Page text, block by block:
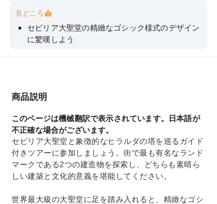
見どころ
セビリア大聖堂の精緻なゴシック様式のデザイン
に驚嘆しよう
ガイドから大聖堂の歴史と建築について学びまし
眺めを堪能しよう
画を探索しよう
商品説明
このページは機械翻訳で表示されています。日本語が
不正確な場合がございます。
セビリア大聖堂と象徴的なヒラルダの塔を巡るガイド
付きツアーに参加しましょう。街で最も有名なランド
マークである2つの建造物を探索し、どちらも素晴ら
しい建築と文化的意義を堪能してください。
世界最大級の大聖堂に足を踏み入れると、精緻なゴシ